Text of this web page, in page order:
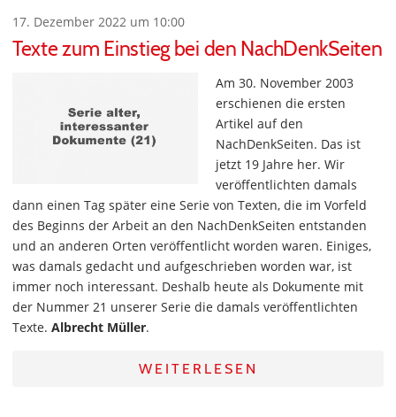
17. Dezember 2022 um 10:00
Texte zum Einstieg bei den NachDenkSeiten
Am 30. November 2003
erschienen die ersten
Artikel auf den
NachDenkSeiten. Das ist
jetzt 19 Jahre her. Wir
veröffentlichten damals
dann einen Tag später eine Serie von Texten, die im Vorfeld
des Beginns der Arbeit an den NachDenkSeiten entstanden
und an anderen Orten veröffentlicht worden waren. Einiges,
was damals gedacht und aufgeschrieben worden war, ist
immer noch interessant. Deshalb heute als Dokumente mit
der Nummer 21 unserer Serie die damals veröffentlichten
Texte. Albrecht Müller.
WEITERLESEN